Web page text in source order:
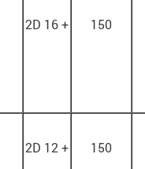
2D 16 + 150
2D 12 + 150